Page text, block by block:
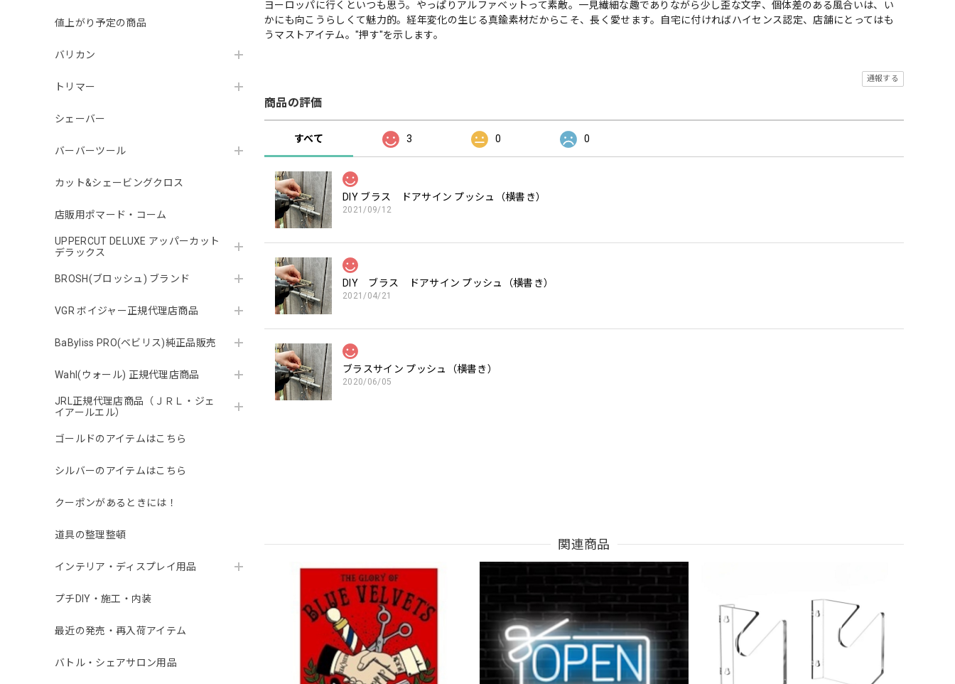
値上がり予定の商品
バリカン
トリマー
シェーバー
バーバーツール
カット&シェービングクロス
店販用ポマード・コーム
UPPERCUT DELUXE アッパーカット
デラックス
BROSH(ブロッシュ) ブランド
VGR ボイジャー正規代理店商品
BaByliss PRO(ベビリス)純正品販売
Wahl(ウォール) 正規代理店商品
JRL正規代理店商品（ＪＲＬ・ジェ
イアールエル）
ゴールドのアイテムはこちら
シルバーのアイテムはこちら
クーポンがあるときには！
道具の整理整頓
インテリア・ディスプレイ用品
プチDIY・施工・内装
最近の発売・再入荷アイテム
バトル・シェアサロン用品
ヨーロッパに行くといつも思う。やっぱりアルファベットって素敵。一見繊細な趣でありながら少し歪な文字、個体差のある風合いは、い
かにも向こうらしくて魅力的。経年変化の生じる真鍮素材だからこそ、長く愛せます。自宅に付ければハイセンス認定、店舗にとってはも
うマストアイテム。"押す"を示します。
通報する
商品の評価
すべて 3 0 0
DIY ブラス ドアサイン プッシュ（横書き）
2021/09/12
DIY ブラス ドアサイン プッシュ（横書き）
2021/04/21
ブラスサイン プッシュ（横書き）
2020/06/05
関連商品